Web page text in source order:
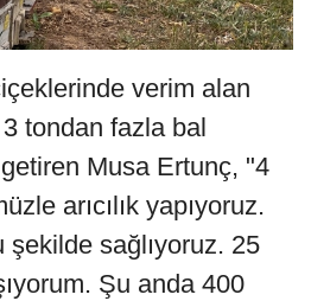
verim alan
tondan fazla bal
Musa Ertunç, "4
arıcılık yapıyoruz.
sağlıyoruz. 25
Şu anda 400